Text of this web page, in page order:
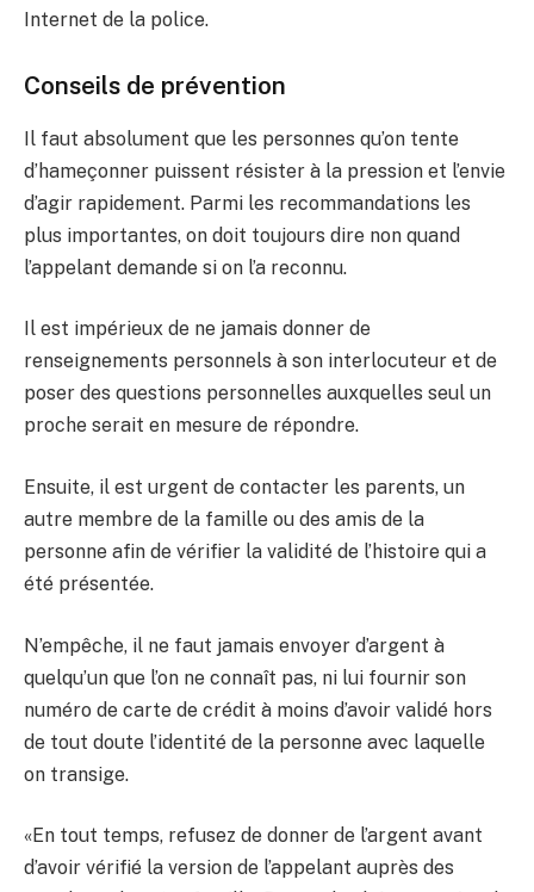
Internet de la police.
Conseils de prévention
Il faut absolument que les personnes qu’on tente
d’hameçonner puissent résister à la pression et l’envie
d’agir rapidement. Parmi les recommandations les
plus importantes, on doit toujours dire non quand
l’appelant demande si on l’a reconnu.
Il est impérieux de ne jamais donner de
renseignements personnels à son interlocuteur et de
poser des questions personnelles auxquelles seul un
proche serait en mesure de répondre.
Ensuite, il est urgent de contacter les parents, un
autre membre de la famille ou des amis de la
personne afin de vérifier la validité de l’histoire qui a
été présentée.
N’empêche, il ne faut jamais envoyer d’argent à
quelqu’un que l’on ne connaît pas, ni lui fournir son
numéro de carte de crédit à moins d’avoir validé hors
de tout doute l’identité de la personne avec laquelle
on transige.
«En tout temps, refusez de donner de l’argent avant
d’avoir vérifié la version de l’appelant auprès des